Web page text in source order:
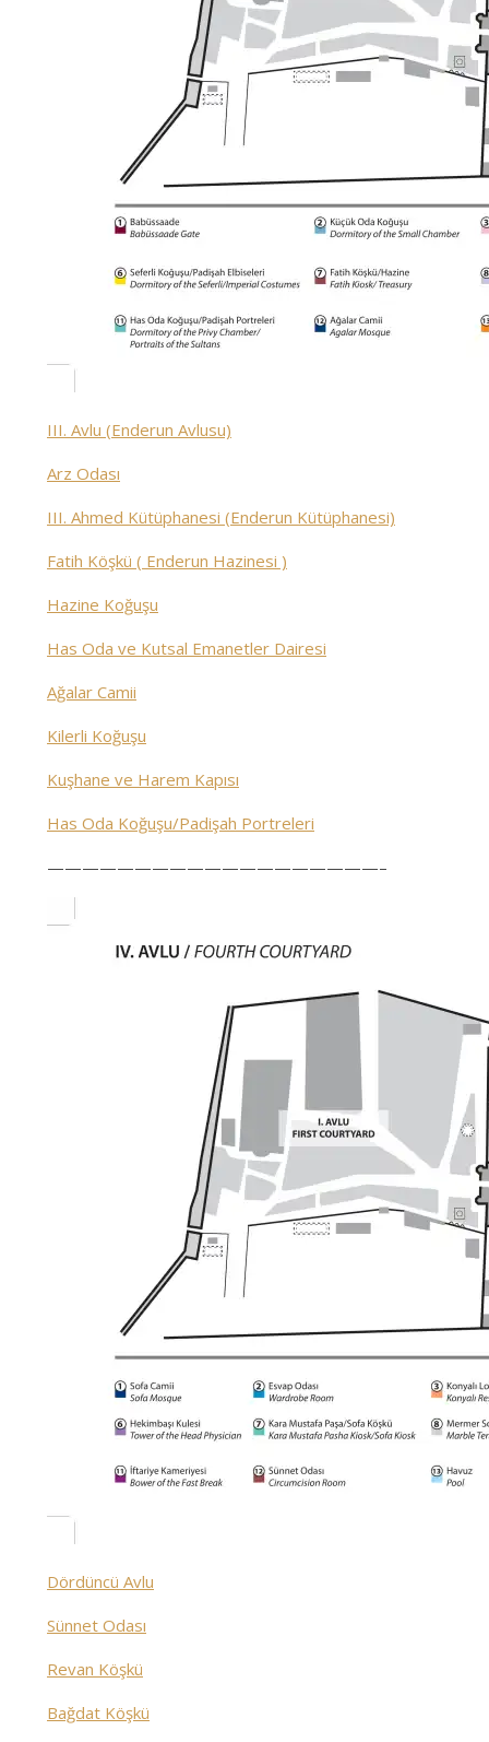
III. Avlu (Enderun Avlusu)
Arz Odası
III. Ahmed Kütüphanesi (Enderun Kütüphanesi)
Fatih Köşkü ( Enderun Hazinesi )
Hazine Koğuşu
Has Oda ve Kutsal Emanetler Dairesi
Ağalar Camii
Kilerli Koğuşu
Kuşhane ve Harem Kapısı
Has Oda Koğuşu/Padişah Portreleri
———————————————————–
Dördüncü Avlu
Sünnet Odası
Revan Köşkü
Bağdat Köşkü